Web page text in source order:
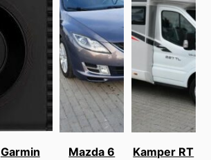
Garmin
Mazda 6
Kamper RT